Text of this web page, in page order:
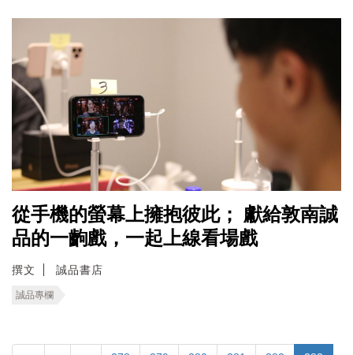
從手機的螢幕上擁抱彼此； 獻給敦南誠
品的一齣戲，一起上線看場戲
撰文 誠品書店
誠品專欄